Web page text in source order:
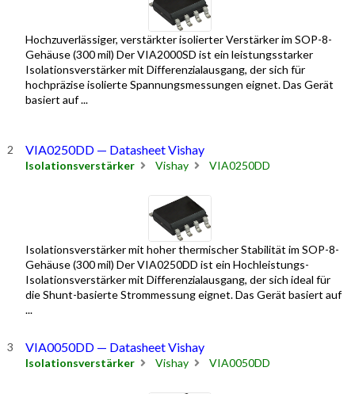
Hochzuverlässiger, verstärkter isolierter Verstärker im SOP-8-
Gehäuse (300 mil) Der VIA2000SD ist ein leistungsstarker
Isolationsverstärker mit Differenzialausgang, der sich für
hochpräzise isolierte Spannungsmessungen eignet. Das Gerät
basiert auf ...
VIA0250DD — Datasheet Vishay
Isolationsverstärker Vishay VIA0250DD
Isolationsverstärker mit hoher thermischer Stabilität im SOP-8-
Gehäuse (300 mil) Der VIA0250DD ist ein Hochleistungs-
Isolationsverstärker mit Differenzialausgang, der sich ideal für
die Shunt-basierte Strommessung eignet. Das Gerät basiert auf
...
VIA0050DD — Datasheet Vishay
Isolationsverstärker Vishay VIA0050DD